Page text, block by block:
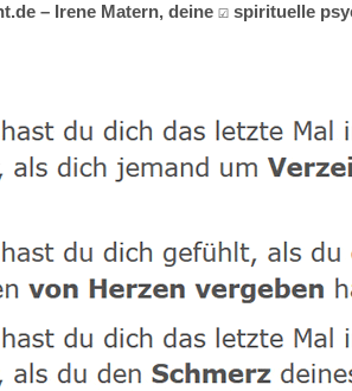
– Irene Matern, deine ☑️ spirituelle